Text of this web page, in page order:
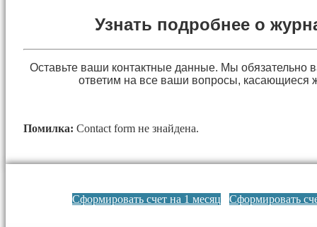
Узнать подробнее о
Оставьте ваши контактные данные. Мы обязательно
ответим на все ваши вопросы, касающиеся
Помилка: Contact form не знайдена.
Сформировать счет на 1 месяц Сформировать